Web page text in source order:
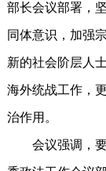
部长会议部署，
同体意识，加强
新的社会阶层人
海外统战工作，
治作用。
会议强调，要